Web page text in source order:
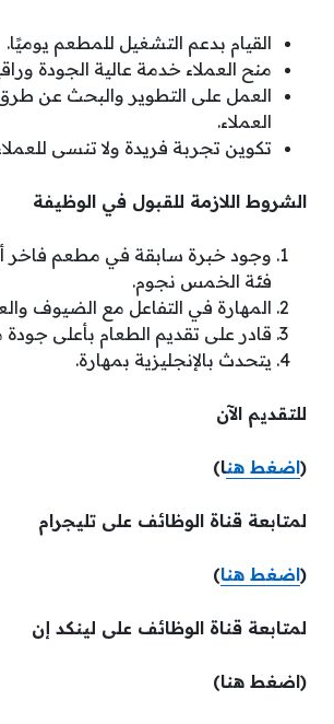
القيام بدعم التشغيل للمطعم يوميًا.
منح العملاء خدمة عالية الجودة
العمل على التطوير والبحث عن
العملاء.
تكوين تجربة فريدة ولا تنسى
الشروط اللازمة للقبول في الوظيفة
وجود خبرة سابقة في مطعم فاخر
فئة الخمس نجوم.
المهارة في التفاعل مع الضيوف
قادر على تقديم الطعام بأعلى جودة
يتحدث بالإنجليزية بمهارة.
للتقديم الآن
(اضغط هنا)
لمتابعة قناة الوظائف على تليجرام
(اضغط هنا)
لمتابعة قناة الوظائف على لينكد إن
(اضغط هنا)